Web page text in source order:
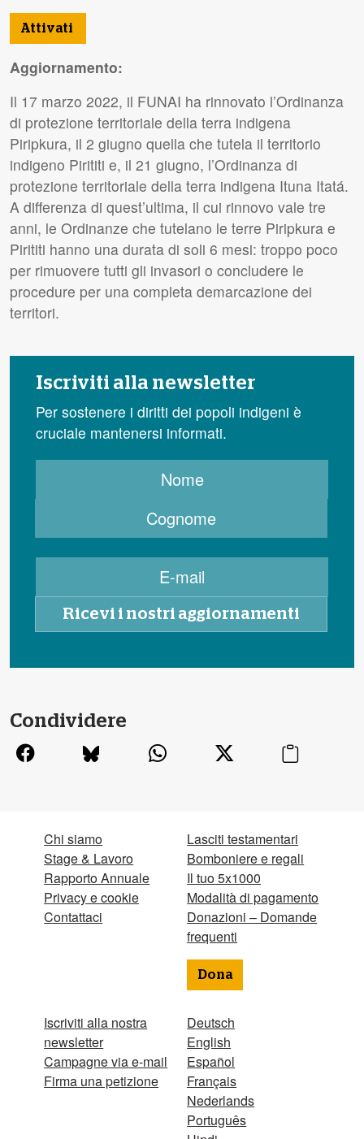
Attivati
Aggiornamento:
Il 17 marzo 2022, il FUNAI ha rinnovato l’Ordinanza
di protezione territoriale della terra indigena
Piripkura, il 2 giugno quella che tutela il territorio
indigeno Pirititi e, il 21 giugno, l’Ordinanza di
protezione territoriale della terra indigena Ituna Itatá.
A differenza di quest’ultima, il cui rinnovo vale tre
anni, le Ordinanze che tutelano le terre Piripkura e
Pirititi hanno una durata di soli 6 mesi: troppo poco
per rimuovere tutti gli invasori o concludere le
procedure per una completa demarcazione dei
territori.
Iscriviti alla newsletter
Per sostenere i diritti dei popoli indigeni è
cruciale mantenersi informati.
Condividere
Chi siamo
Stage & Lavoro
Rapporto Annuale
Privacy e cookie
Contattaci
Iscriviti alla nostra
newsletter
Campagne via e-mail
Firma una petizione
Lasciti testamentari
Bomboniere e regali
Il tuo 5x1000
Modalità di pagamento
Donazioni – Domande
frequenti
Dona
Deutsch
English
Español
Français
Nederlands
Português